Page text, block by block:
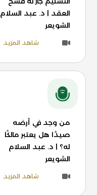
العقد | د. عبد السلام
الشويعر
شاهد المزيد
من وجد في أرضه
صيدًا هل يعتبر مالكًا
له؟ | د. عبد السلام
الشويعر
شاهد المزيد